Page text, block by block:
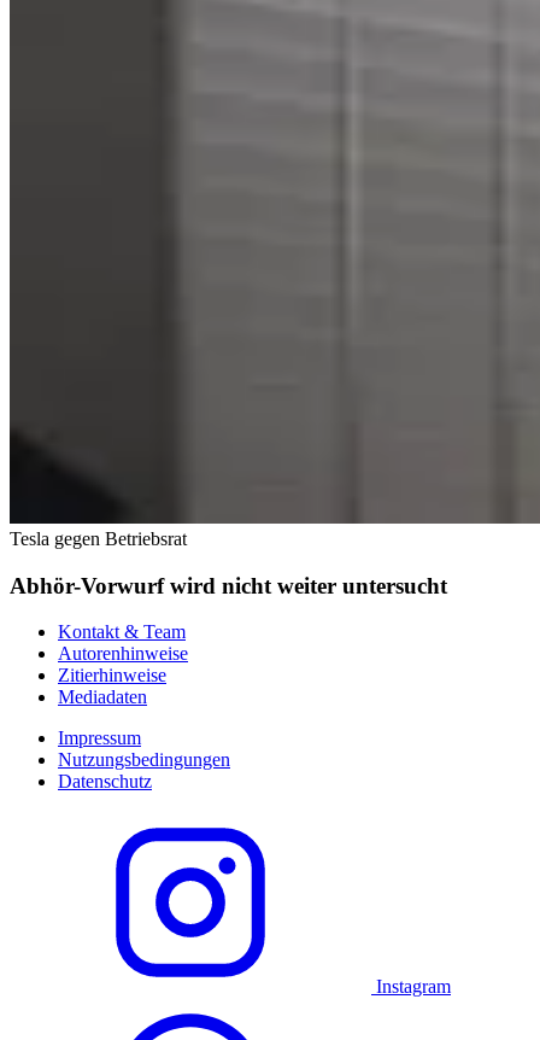
Tesla gegen Betriebsrat
Abhör-Vorwurf wird nicht weiter untersucht
Kontakt & Team
Autorenhinweise
Zitierhinweise
Mediadaten
Impressum
Nutzungsbedingungen
Datenschutz
Instagram